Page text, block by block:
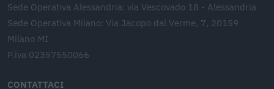
Sede Operativa Alessandria: via Vescovado 18 - Alessandria
Sede Operativa Milano: Via Jacopo dal Verme, 7, 20159
Milano MI
P.iva 02357550066
CONTATTACI